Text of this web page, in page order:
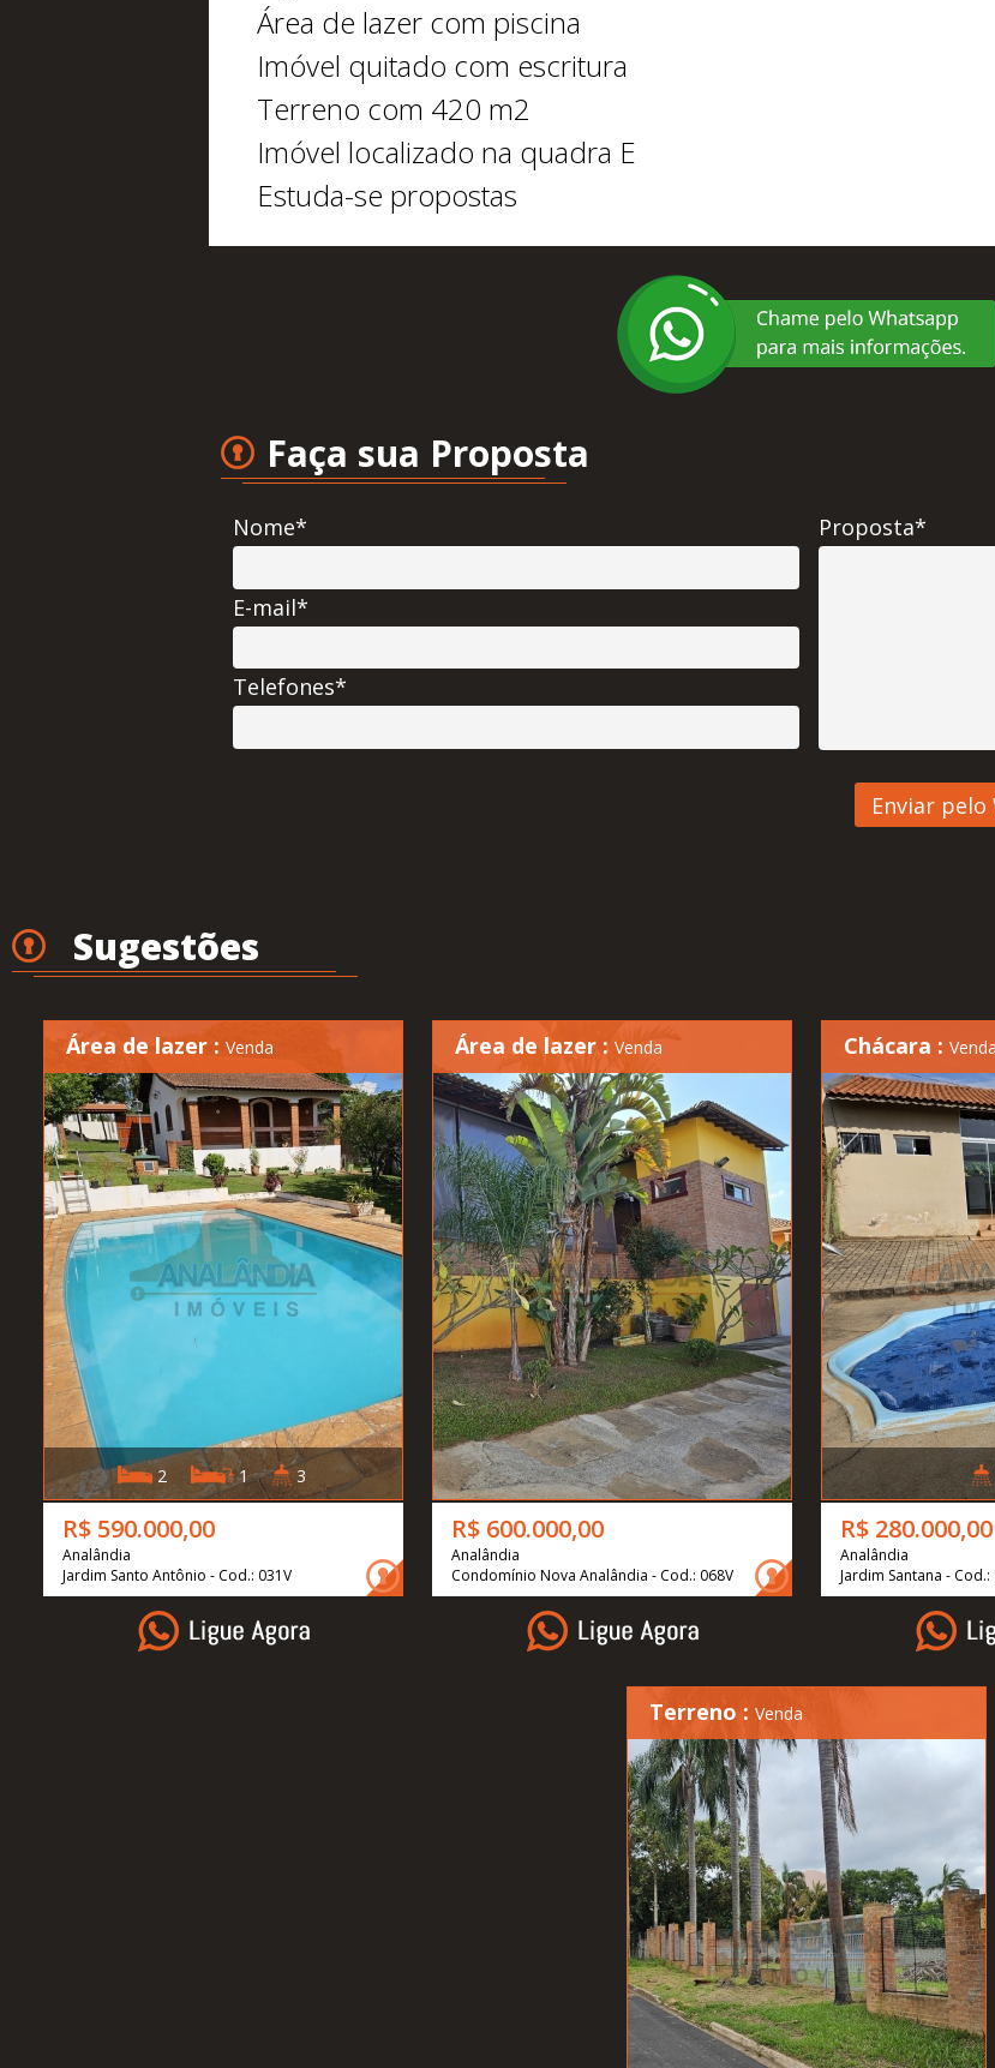
Área de lazer com piscina
Imóvel quitado com escritura
Terreno com 420 m2
Imóvel localizado na quadra E
Estuda-se propostas
Faça sua Proposta
Nome*
E-mail*
Telefones*
Proposta*
Sugestões
Área de lazer : Venda
2 1 3
R$ 590.000,00
Analândia
Jardim Santo Antônio - Cod.: 031V
Área de lazer : Venda
R$ 600.000,00
Analândia
Condomínio Nova Analândia - Cod.: 068V
Chácara : Venda
R$ 280.000,00
Analândia
Jardim Santana - Cod.:
Terreno : Venda